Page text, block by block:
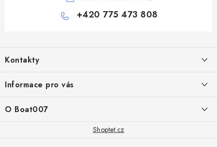
+420 775 473 808
p
a
Kontakty
+420 775 473 808
PŘÍJEM/VÝDEJ/SERVIS zakázek
Informace pro vás
O Boat007
Shoptet.cz